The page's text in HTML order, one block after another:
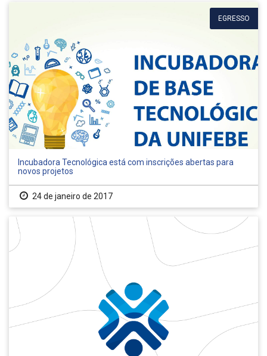
EGRESSO
Incubadora Tecnológica está com inscrições abertas para
novos projetos
24 de janeiro de 2017